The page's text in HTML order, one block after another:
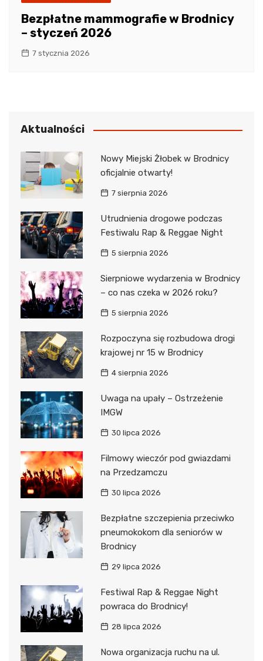
Bezpłatne mammografie w Brodnicy
– styczeń 2026
7 stycznia 2026
Aktualności
Nowy Miejski Żłobek w Brodnicy
oficjalnie otwarty!
7 sierpnia 2026
Utrudnienia drogowe podczas
Festiwalu Rap & Reggae Night
5 sierpnia 2026
Sierpniowe wydarzenia w Brodnicy
– co nas czeka w 2026 roku?
5 sierpnia 2026
Rozpoczyna się rozbudowa drogi
krajowej nr 15 w Brodnicy
4 sierpnia 2026
Uwaga na upały – Ostrzeżenie
IMGW
30 lipca 2026
Filmowy wieczór pod gwiazdami
na Przedzamczu
30 lipca 2026
Bezpłatne szczepienia przeciwko
pneumokokom dla seniorów w
Brodnicy
29 lipca 2026
Festiwal Rap & Reggae Night
powraca do Brodnicy!
28 lipca 2026
Nowa organizacja ruchu na ul.